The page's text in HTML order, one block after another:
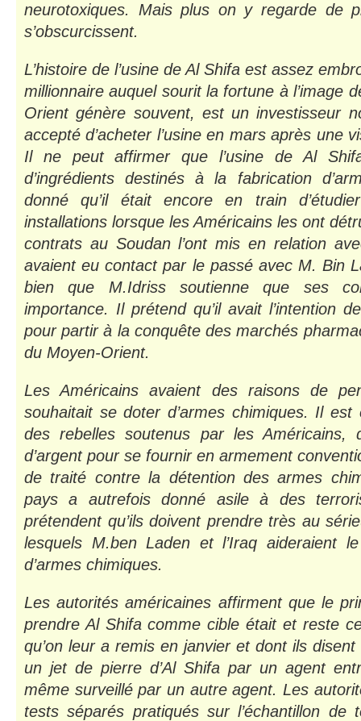
neurotoxiques. Mais plus on y regarde de
s’obscurcissent.
L’histoire de l’usine de Al Shifa est assez
millionnaire auquel sourit la fortune à l’image
Orient génère souvent, est un investisseur
accepté d’acheter l’usine en mars après une
Il ne peut affirmer que l’usine de Al
d’ingrédients destinés à la fabrication
donné qu’il était encore en train
installations lorsque les Américains les ont
contrats au Soudan l’ont mis en relation
avaient eu contact par le passé avec M. Bin
bien que M.Idriss soutienne que ses
importance. Il prétend qu’il avait l’intention
pour partir à la conquête des marchés
du Moyen-Orient.
Les Américains avaient des raisons de
souhaitait se doter d’armes chimiques. Il
des rebelles soutenus par les Américains,
d’argent pour se fournir en armement
de traité contre la détention des armes
pays a autrefois donné asile à des
prétendent qu’ils doivent prendre très au
lesquels M.ben Laden et l’Iraq aideraient
d’armes chimiques.
Les autorités américaines affirment que le
prendre Al Shifa comme cible était et reste
qu’on leur a remis en janvier et dont ils disent
un jet de pierre d’Al Shifa par un agent
même surveillé par un autre agent. Les
tests séparés pratiqués sur l’échantillon de